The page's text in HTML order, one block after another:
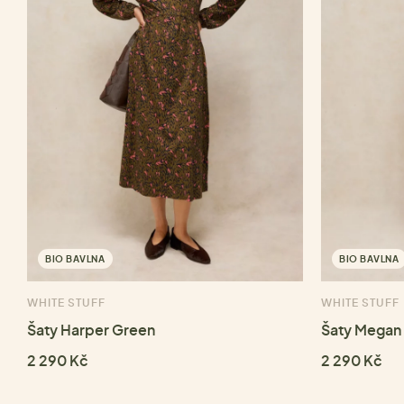
BIO BAVLNA
WHITE STUFF
Šaty Harper Green
2 290 Kč
BIO BAVLNA
WHITE STUFF
Šaty
2 290 Kč